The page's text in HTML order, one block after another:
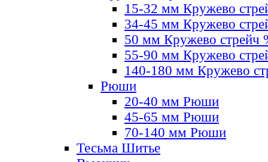
15-32 мм Кружево
34-45 мм Кружево
50 мм Кружево стрейч
55-90 мм Кружево
140-180 мм Кружево
Рюши
20-40 мм Рюши
45-65 мм Рюши
70-140 мм Рюши
Тесьма Шитье